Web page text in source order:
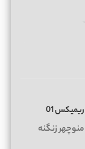
ریمیکس 01
منوچهر زنگنه